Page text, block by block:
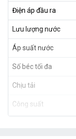
Điện áp đầu ra
Lưu lượng nước
Áp suất nước
Số béc tối đa
Chịu tải
Công suất